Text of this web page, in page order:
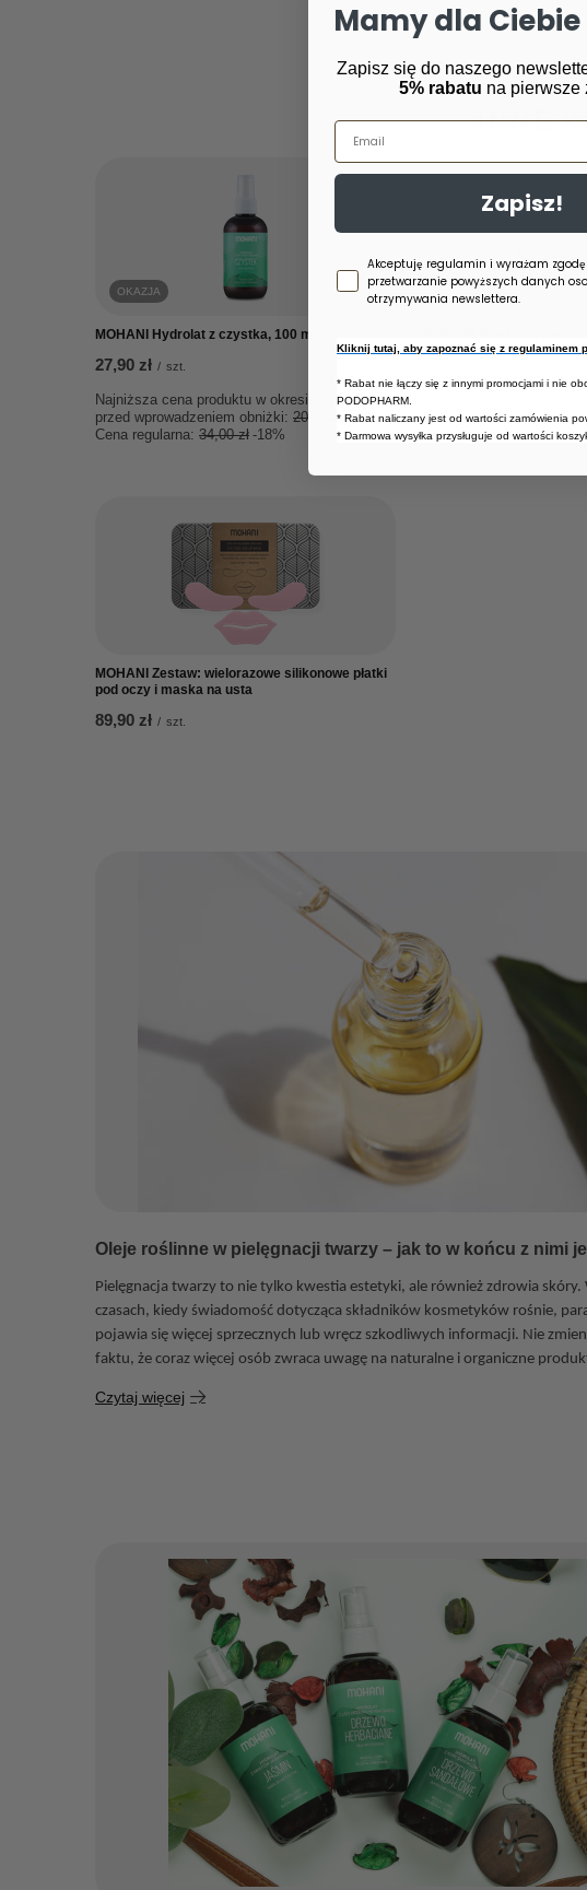
INNE
OKAZJA
MOHANI Hydrolat z czystka, 100 ml
27,90 zł / szt.
Najniższa cena produktu w okresie 30 dni
przed wprowadzeniem obniżki: 20,00 zł +39%
Cena regularna: 34,00 zł -18%
JUTRZENKA, 280 ml
66,90 zł / szt.
MOHANI Zestaw: wielorazowe silikonowe płatki
pod oczy i maska na usta
89,90 zł / szt.
Oleje roślinne w pielęgnacji twarzy – jak to w końcu z nimi
Pielęgnacja twarzy to nie tylko kwestia estetyki, ale również zdrowia skóry.
czasach, kiedy świadomość dotycząca składników kosmetyków rośnie,
pojawia się więcej sprzecznych lub wręcz szkodliwych informacji. Nie
faktu, że coraz więcej osób zwraca uwagę na naturalne i organiczne
Czytaj więcej
Mamy dla
Zapisz się do naszego
5% rabatu na pierwsze
Email
Zapisz!
Zgoda newsletter
Akceptuję regulamin i wyrażam
przetwarzanie powyższych danych
otrzymywania newslettera.
Kliknij tutaj, aby zapoznać się z regulaminem
* Rabat nie łączy się z innymi promocjami i nie
PODOPHARM.
* Rabat naliczany jest od wartości zamówienia
* Darmowa wysyłka przysługuje od wartości